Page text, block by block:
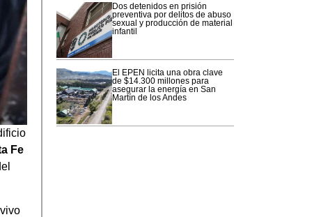
Fe
Dos detenidos en prisión
preventiva por delitos de abuso
sexual y producción de material
infantil
El EPEN licita una obra clave
de $14.300 millones para
asegurar la energía en San
Martín de los Andes